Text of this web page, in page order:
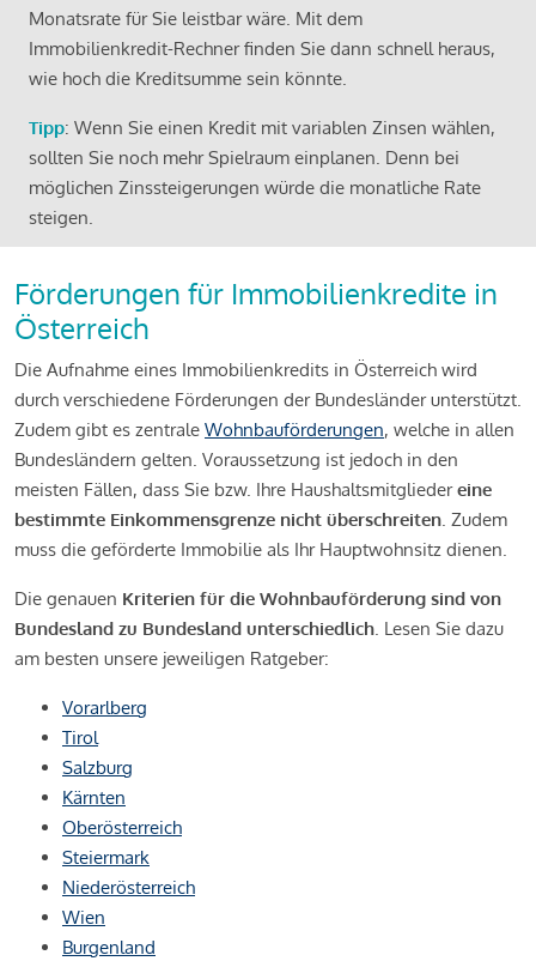
Monatsrate für Sie leistbar wäre. Mit dem
Immobilienkredit-Rechner finden Sie dann schnell heraus,
wie hoch die Kreditsumme sein könnte.
Tipp: Wenn Sie einen Kredit mit variablen Zinsen wählen,
sollten Sie noch mehr Spielraum einplanen. Denn bei
möglichen Zinssteigerungen würde die monatliche Rate
steigen.
Förderungen für Immobilienkredite in
Österreich
Die Aufnahme eines Immobilienkredits in Österreich wird
durch verschiedene Förderungen der Bundesländer unterstützt.
Zudem gibt es zentrale Wohnbauförderungen, welche in allen
Bundesländern gelten. Voraussetzung ist jedoch in den
meisten Fällen, dass Sie bzw. Ihre Haushaltsmitgliedereine
bestimmte Einkommensgrenze nicht überschreiten. Zudem
muss die geförderte Immobilie als Ihr Hauptwohnsitz dienen.
Die genauen Kriterien für die Wohnbauförderung sind von
Bundesland zu Bundesland unterschiedlich. Lesen Sie dazu
am besten unsere jeweiligen Ratgeber:
Vorarlberg
Tirol
Salzburg
Kärnten
Oberösterreich
Steiermark
Niederösterreich
Wien
Burgenland